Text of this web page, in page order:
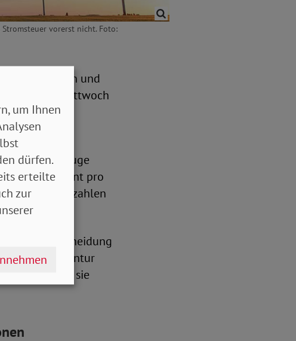
vorerst nicht. Foto:
aus Union und
am Mittwoch
nur für
außen vor.
im Zuge
von 0,1 Cent pro
zahlen
diese Entscheidung
Presse-Agentur
brauchen sie
um Ihnen
dürfen.
erteilte
zur